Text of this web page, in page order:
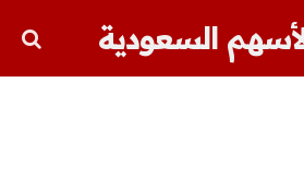
السعودية